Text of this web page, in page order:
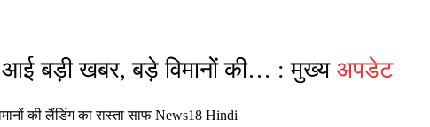
बड़ी खबर, बड़े विमानों की… : मुख्य अपडेट
की लैंडिंग का रास्ता साफ News18 Hindi